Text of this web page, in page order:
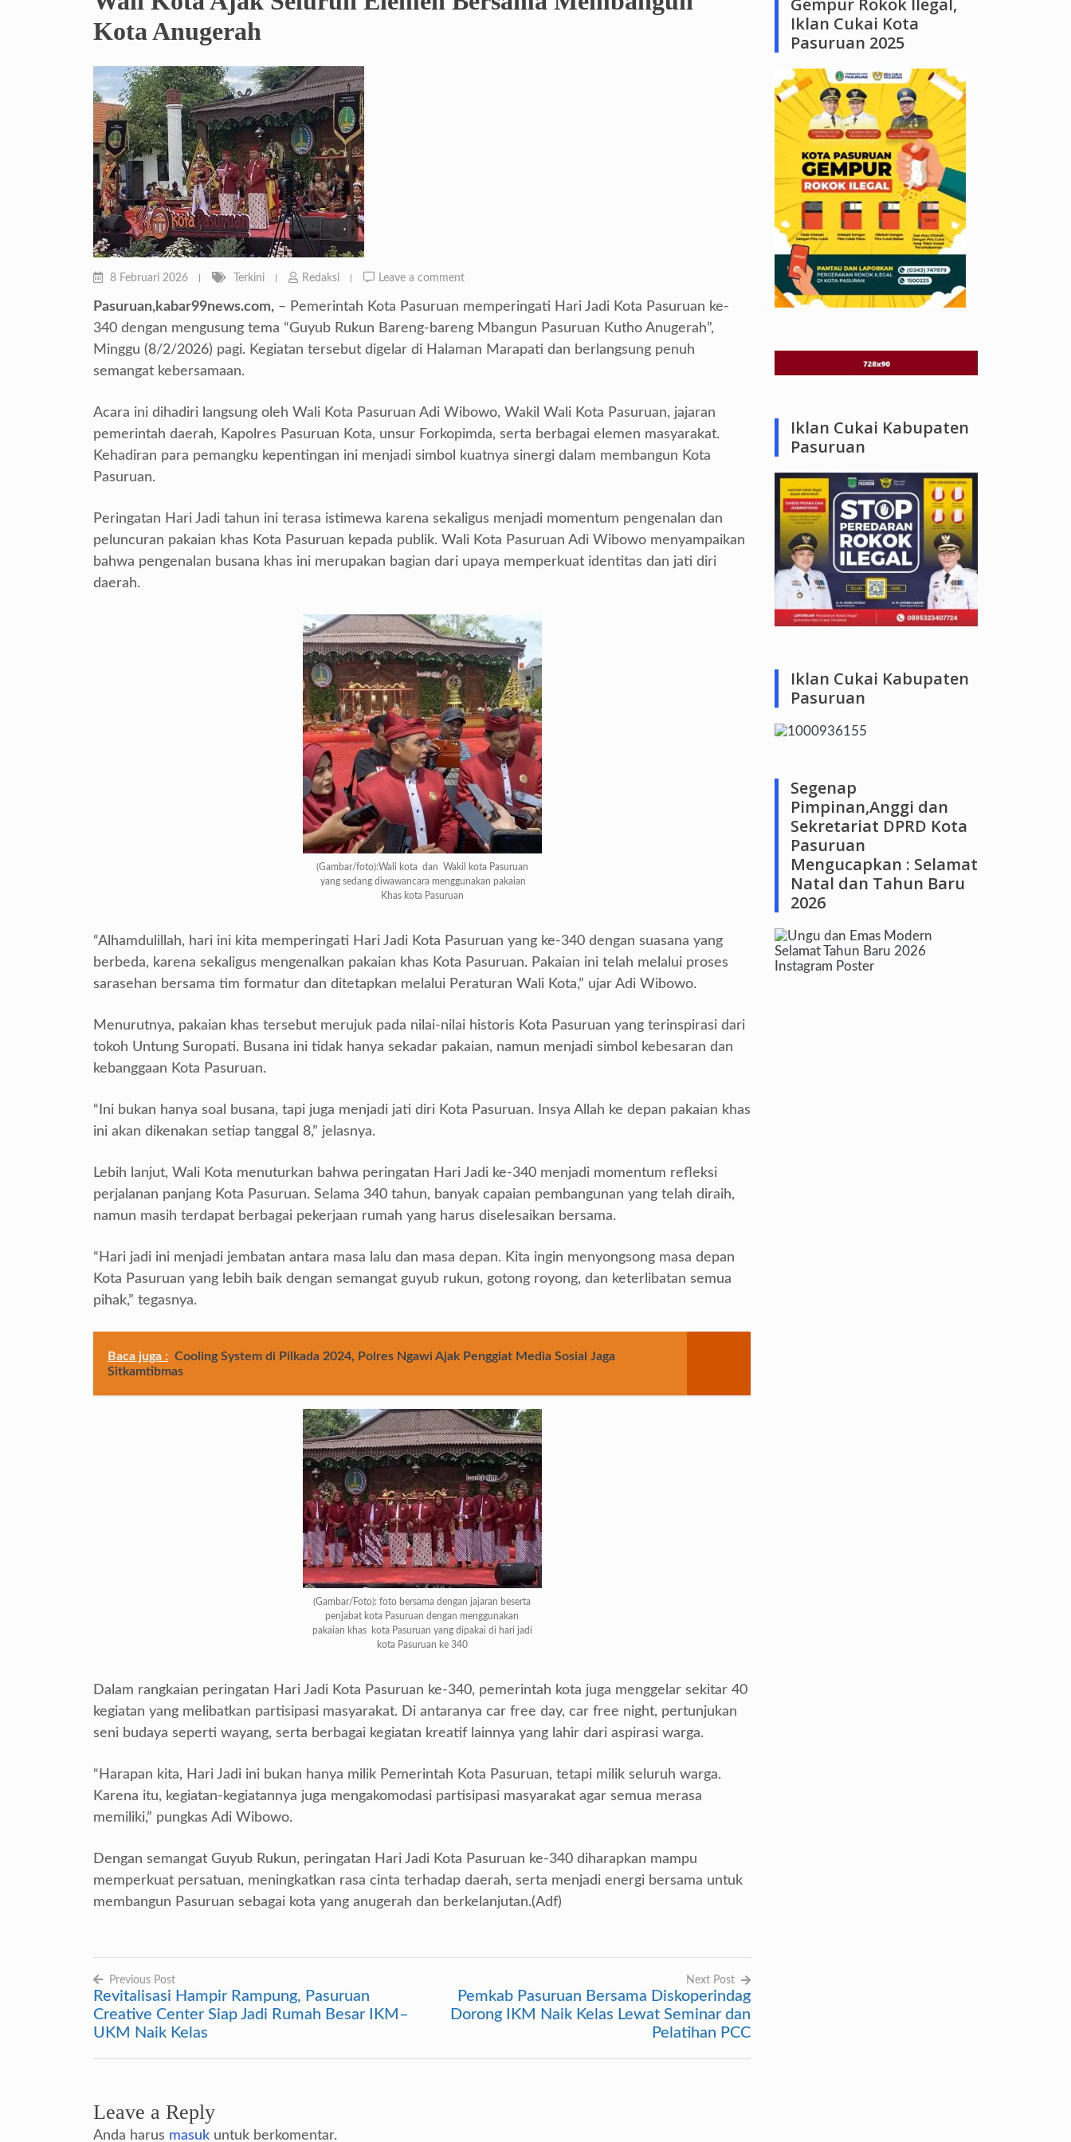
Kota Anugerah
8 Februari 2026 Terkini Redaksi Leave a comment
Pasuruan,kabar99news.com, – Pemerintah Kota Pasuruan memperingati Hari Jadi Kota Pasuruan ke-
340 dengan mengusung tema “Guyub Rukun Bareng-bareng Mbangun Pasuruan Kutho Anugerah”,
Minggu (8/2/2026) pagi. Kegiatan tersebut digelar di Halaman Marapati dan berlangsung penuh
semangat kebersamaan.
Acara ini dihadiri langsung oleh Wali Kota Pasuruan Adi Wibowo, Wakil Wali Kota Pasuruan, jajaran
pemerintah daerah, Kapolres Pasuruan Kota, unsur Forkopimda, serta berbagai elemen masyarakat.
Kehadiran para pemangku kepentingan ini menjadi simbol kuatnya sinergi dalam membangun Kota
Pasuruan.
Peringatan Hari Jadi tahun ini terasa istimewa karena sekaligus menjadi momentum pengenalan dan
peluncuran pakaian khas Kota Pasuruan kepada publik. Wali Kota Pasuruan Adi Wibowo menyampaikan
bahwa pengenalan busana khas ini merupakan bagian dari upaya memperkuat identitas dan jati diri
daerah.
(Gambar/foto):Wali kota dan Wakil kota Pasuruan
yang sedang diwawancara menggunakan pakaian
Khas kota Pasuruan
“Alhamdulillah, hari ini kita memperingati Hari Jadi Kota Pasuruan yang ke-340 dengan suasana yang
berbeda, karena sekaligus mengenalkan pakaian khas Kota Pasuruan. Pakaian ini telah melalui proses
sarasehan bersama tim formatur dan ditetapkan melalui Peraturan Wali Kota,” ujar Adi Wibowo.
Menurutnya, pakaian khas tersebut merujuk pada nilai-nilai historis Kota Pasuruan yang terinspirasi dari
tokoh Untung Suropati. Busana ini tidak hanya sekadar pakaian, namun menjadi simbol kebesaran dan
kebanggaan Kota Pasuruan.
“Ini bukan hanya soal busana, tapi juga menjadi jati diri Kota Pasuruan. Insya Allah ke depan pakaian khas
ini akan dikenakan setiap tanggal 8,” jelasnya.
Lebih lanjut, Wali Kota menuturkan bahwa peringatan Hari Jadi ke-340 menjadi momentum refleksi
perjalanan panjang Kota Pasuruan. Selama 340 tahun, banyak capaian pembangunan yang telah diraih,
namun masih terdapat berbagai pekerjaan rumah yang harus diselesaikan bersama.
“Hari jadi ini menjadi jembatan antara masa lalu dan masa depan. Kita ingin menyongsong masa depan
Kota Pasuruan yang lebih baik dengan semangat guyub rukun, gotong royong, dan keterlibatan semua
pihak,” tegasnya.
Baca juga : Cooling System di Pilkada 2024, Polres Ngawi Ajak Penggiat Media Sosial Jaga
Sitkamtibmas
(Gambar/Foto): foto bersama dengan jajaran beserta
penjabat kota Pasuruan dengan menggunakan
pakaian khas kota Pasuruan yang dipakai di hari jadi
kota Pasuruan ke 340
Dalam rangkaian peringatan Hari Jadi Kota Pasuruan ke-340, pemerintah kota juga menggelar sekitar 40
kegiatan yang melibatkan partisipasi masyarakat. Di antaranya car free day, car free night, pertunjukan
seni budaya seperti wayang, serta berbagai kegiatan kreatif lainnya yang lahir dari aspirasi warga.
“Harapan kita, Hari Jadi ini bukan hanya milik Pemerintah Kota Pasuruan, tetapi milik seluruh warga.
Karena itu, kegiatan-kegiatannya juga mengakomodasi partisipasi masyarakat agar semua merasa
memiliki,” pungkas Adi Wibowo.
Dengan semangat Guyub Rukun, peringatan Hari Jadi Kota Pasuruan ke-340 diharapkan mampu
memperkuat persatuan, meningkatkan rasa cinta terhadap daerah, serta menjadi energi bersama untuk
membangun Pasuruan sebagai kota yang anugerah dan berkelanjutan.(Adf)
Navigasi
pos
Previous Post
Revitalisasi Hampir Rampung, Pasuruan
Creative Center Siap Jadi Rumah Besar IKM–
UKM Naik Kelas
Next Post
Pemkab Pasuruan Bersama Diskoperindag
Dorong IKM Naik Kelas Lewat Seminar dan
Pelatihan PCC
Leave a Reply
Anda harus masuk untuk berkomentar.
Iklan Cukai Kota
Pasuruan 2025
Iklan Cukai Kabupaten
Pasuruan
Iklan Cukai Kabupaten
Pasuruan
Segenap
Pimpinan,Anggi dan
Sekretariat DPRD Kota
Pasuruan
Mengucapkan : Selamat
Natal dan Tahun Baru
2026